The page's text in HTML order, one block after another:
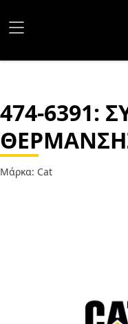
474-6391:
Μάρκα: Cat